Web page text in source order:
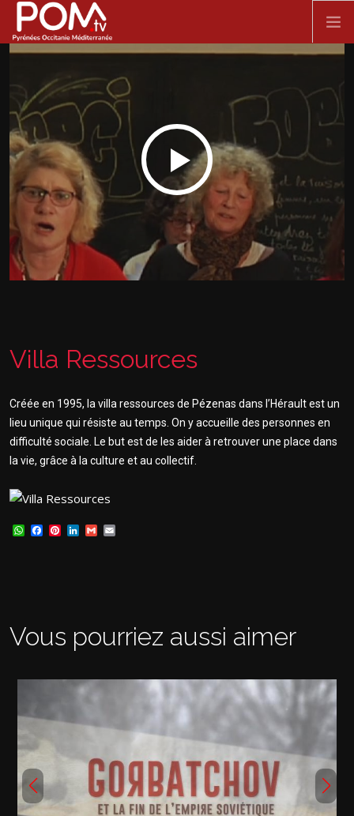
ACCUEIL
SPECTACLE VIVANT
FILMS
DOCUMENTAIRES
SÉRIES
Villa Ressources
Créée en 1995, la villa ressources de Pézenas dans l’Hérault est un
lieu unique qui résiste au temps. On y accueille des personnes en
difficulté sociale. Le but est de les aider à retrouver une place dans
la vie, grâce à la culture et au collectif.
WhatsApp
Facebook
Pinterest
LinkedIn
Gmail
Vous pourriez aussi aimer